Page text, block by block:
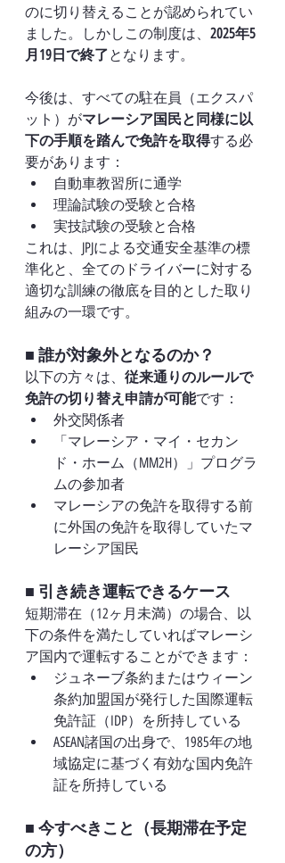
のに切り替えることが認められてい
ました。しかしこの制度は、 2025年5
月19日で終了となります。
今後は、すべての駐在員（エクスパ
ット）がマレーシア国民と同様に以
下の手順を踏んで免許を取得する必
要があります：
自動車教習所に通学
理論試験の受験と合格
実技試験の受験と合格
これは、JPJによる交通安全基準の標
準化と、全てのドライバーに対する
適切な訓練の徹底を目的とした取り
組みの一環です。
■ 誰が対象外となるのか？
以下の方々は、 従来通りのルールで
免許の切り替え申請が可能です：
外交関係者
「マレーシア・マイ・セカン
ド・ホーム（MM2H）」プログラ
ムの参加者
マレーシアの免許を取得する前
に外国の免許を取得していたマ
レーシア国民
■ 引き続き運転できるケース
短期滞在（12ヶ月未満）の場合、以
下の条件を満たしていればマレーシ
ア国内で運転することができます：
ジュネーブ条約またはウィーン
条約加盟国が発行した国際運転
免許証（IDP）を所持している
ASEAN諸国の出身で、1985年の地
域協定に基づく有効な国内免許
証を所持している
■ 今すべきこと（長期滞在予定
の方）